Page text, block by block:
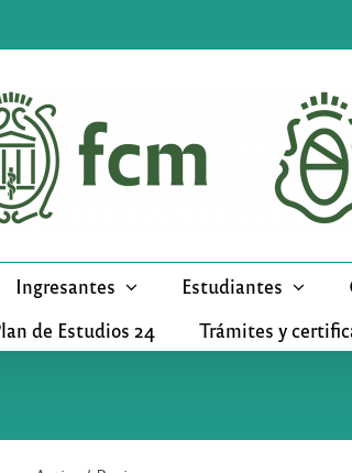
Ingresantes Estudiantes
de Estudios 24 Trámites y